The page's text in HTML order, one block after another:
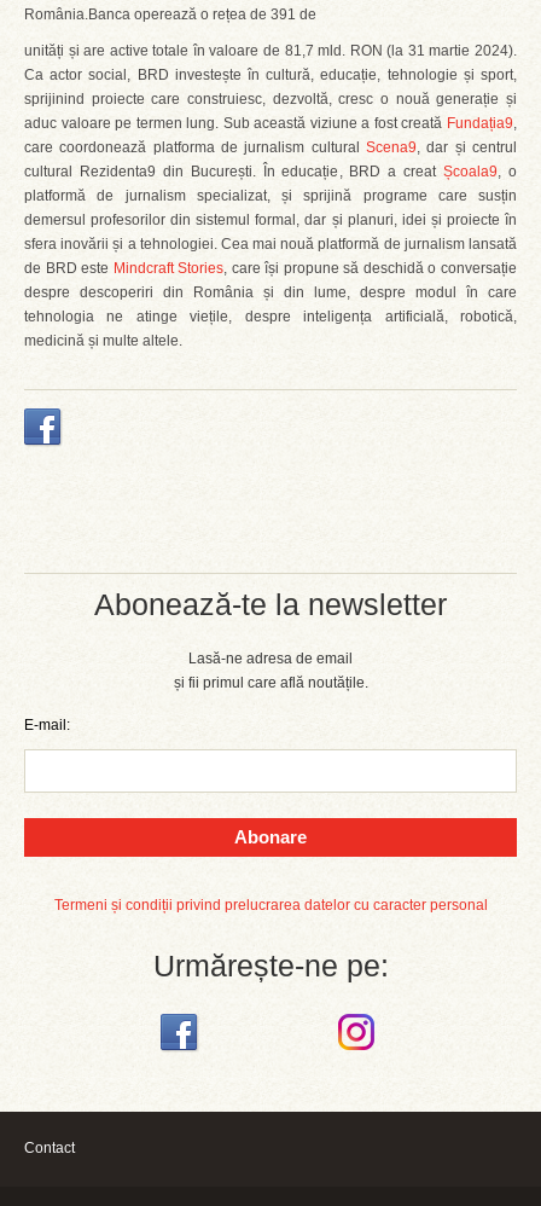
Abonează-te la newsletter
Lasă-ne adresa de email
și fii primul care află noutățile.
E-mail:
Abonare
Termeni și condiții privind prelucrarea datelor cu caracter personal
Urmărește-ne pe:
România.Banca operează o rețea de 391 de
unități și are active totale în valoare de 81,7 mld. RON (la 31 martie 2024).
Ca actor social, BRD investește în cultură, educație, tehnologie și sport,
sprijinind proiecte care construiesc, dezvoltă, cresc o nouă generație și
aduc valoare pe termen lung. Sub această viziune a fost creată Fundația9,
care coordonează platforma de jurnalism cultural Scena9, dar și centrul
cultural Rezidenta9 din București. În educație, BRD a creatȘcoala9, o
platformă de jurnalism specializat, și sprijină programe care susțin
demersul profesorilor din sistemul formal, dar și planuri, idei și proiecte în
sfera inovării și a tehnologiei. Cea mai nouă platformă de jurnalism lansată
de BRD este Mindcraft Stories, care își propune să deschidă o conversație
despre descoperiri din România și din lume, despre modul în care
tehnologia ne atinge viețile, despre inteligența artificială, robotică,
medicină și multe altele.
Contact